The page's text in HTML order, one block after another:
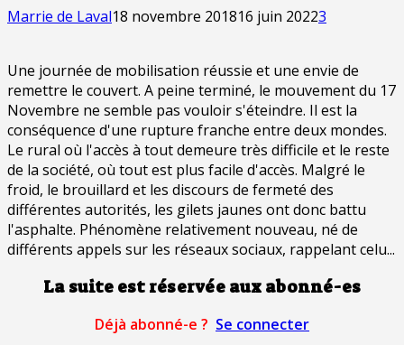
Marrie de Laval18 novembre 201816 juin 20223
Une journée de mobilisation réussie et une envie de
remettre le couvert. A peine terminé, le mouvement du 17
Novembre ne semble pas vouloir s'éteindre. Il est la
conséquence d'une rupture franche entre deux mondes.
Le rural où l'accès à tout demeure très difficile et le reste
de la société, où tout est plus facile d'accès. Malgré le
froid, le brouillard et les discours de fermeté des
différentes autorités, les gilets jaunes ont donc battu
l'asphalte. Phénomène relativement nouveau, né de
différents appels sur les réseaux sociaux, rappelant celu...
La suite est réservée aux abonné-es
Déjà abonné-e ? Se connecter